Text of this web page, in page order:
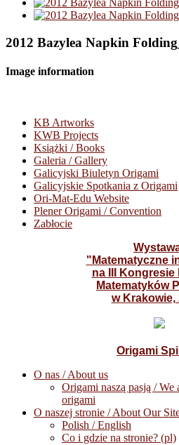
2012 Bazylea Napkin
Image information
KB Artworks
KWB Projects
Książki / Books
Galeria / Gallery
Galicyjski Biuletyn Origami
Galicyjskie Spotkania z Origami
Ori-Mat-Edu Website
Plener Origami / Convention
Zabłocie
"Matematyczne
na III Kongresie
Matematyków
w Krakowie,
Origami
O nas / About us
Origami naszą pasją / We
origami
O naszej stronie / About Our
Polish / English
Co i gdzie na stronie? (pl)